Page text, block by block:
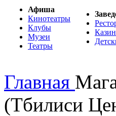
Афиша
Кинотеатры
Клубы
Музеи
Театры
Главная
(Тбилиси